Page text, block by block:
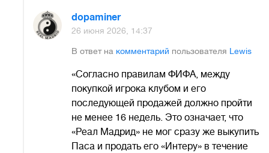
dopaminer
26 июня 2026, 14:37
В ответ на комментарий пользователя Lewis
«Согласно правилам ФИФА, между
покупкой игрока клубом и его
последующей продажей должно пройти
не менее 16 недель. Это означает, что
«Реал Мадрид» не мог сразу же выкупить
Паса и продать его «Интеру» в течение